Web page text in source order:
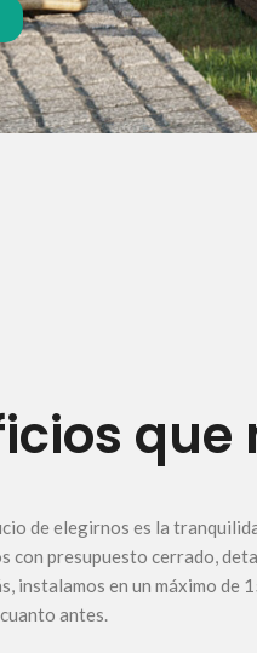
que
de elegirnos es la
con presupuesto cerrado,
instalamos en un máximo de
antes.